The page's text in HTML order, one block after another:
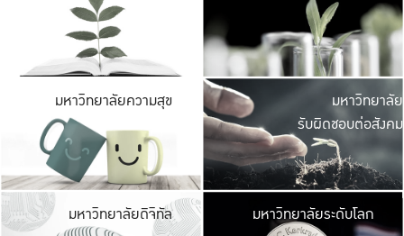
มีพื้นที่เขียวสดใส
เป็นป่าในเมือง เกษต
มหาวิทยาลัยความสุข มหาวิ
ค
เปิดประ
และพบเรื่องราวใ
มหาวิทยาลัย
รับผิดชอบต่อสังคม
มหาวิทยาลัยดิจิทัล มหาวิ
มหาวิทยาลัยระดับโลก